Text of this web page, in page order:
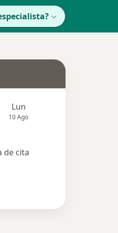
Lun
10 Ago
de cita